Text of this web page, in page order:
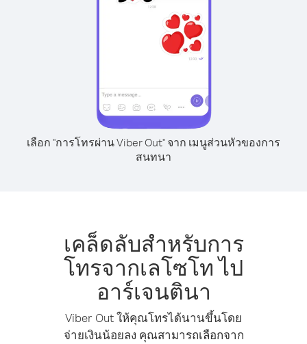
เลือก "การโทรผ่าน Viber Out" จาก เมนูส่วนหัวของการ
สนทนา
เคล็ดลับสำหรับการ
โทรจากเลโซโท ไป
อาร์เจนตินา
Viber Out ให้คุณโทรได้นานขึ้นโดย
จ่ายเงินน้อยลง คุณสามารถเลือกจาก